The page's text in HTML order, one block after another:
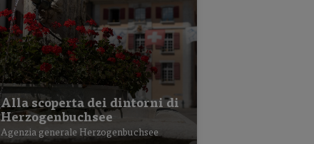
Alla scoperta dei dintorni di
Herzogenbuchsee
Agenzia generale Herzogenbuchsee